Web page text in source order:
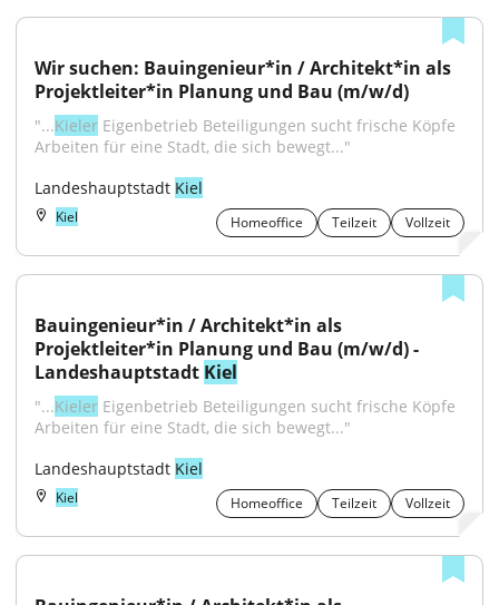
Wir suchen: Bauingenieur*in / Architekt*in als
Projektleiter*in Planung und Bau (m/w/d)
"...Kieler Eigenbetrieb Beteiligungen sucht frische Köpfe
Arbeiten für eine Stadt, die sich bewegt..."
Landeshauptstadt Kiel
Kiel Homeoffice Teilzeit Vollzeit
Bauingenieur*in / Architekt*in als
Projektleiter*in Planung und Bau (m/w/d) -
Landeshauptstadt Kiel
"...Kieler Eigenbetrieb Beteiligungen sucht frische Köpfe
Arbeiten für eine Stadt, die sich bewegt..."
Landeshauptstadt Kiel
Kiel Homeoffice Teilzeit Vollzeit